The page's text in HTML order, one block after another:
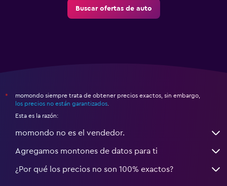
Buscar ofertas de auto
*
momondo siempre trata de obtener precios exactos, sin embargo,
los precios no están garantizados.
Esta es la razón:
momondo no es el vendedor.
Agregamos montones de datos para ti
¿Por qué los precios no son 100% exactos?